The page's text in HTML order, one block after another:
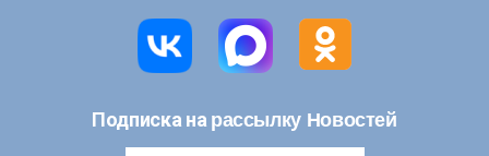
Подписка на рассылку Новостей